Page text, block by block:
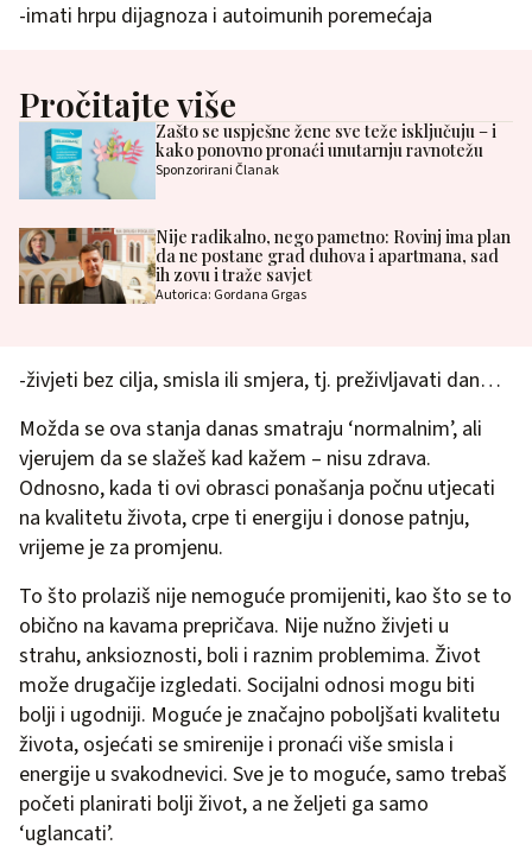
-imati hrpu dijagnoza i autoimunih poremećaja
Pročitajte više
Zašto se uspješne žene sve teže isključuju – i
kako ponovno pronaći unutarnju ravnotežu
Sponzorirani Članak
Nije radikalno, nego pametno: Rovinj ima plan
da ne postane grad duhova i apartmana, sad
ih zovu i traže savjet
Autorica: Gordana Grgas
-živjeti bez cilja, smisla ili smjera, tj. preživljavati dan…
Možda se ova stanja danas smatraju ‘normalnim’, ali
vjerujem da se slažeš kad kažem – nisu zdrava.
Odnosno, kada ti ovi obrasci ponašanja počnu utjecati
na kvalitetu života, crpe ti energiju i donose patnju,
vrijeme je za promjenu.
To što prolaziš nije nemoguće promijeniti, kao što se to
obično na kavama prepričava. Nije nužno živjeti u
strahu, anksioznosti, boli i raznim problemima. Život
može drugačije izgledati. Socijalni odnosi mogu biti
bolji i ugodniji. Moguće je značajno poboljšati kvalitetu
života, osjećati se smirenije i pronaći više smisla i
energije u svakodnevici. Sve je to moguće, samo trebaš
početi planirati bolji život, a ne željeti ga samo
‘uglancati’.